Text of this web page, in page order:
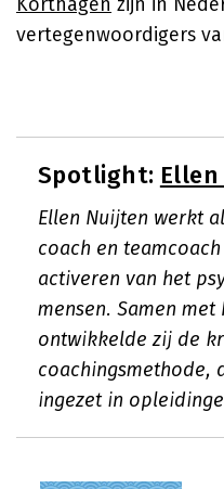
vertegenwoordigers
Spotlight:
Ellen Nuijten werkt
coach en
activeren van het
mensen. Samen met
ontwikkelde zij de
coachingsmethode,
ingezet in